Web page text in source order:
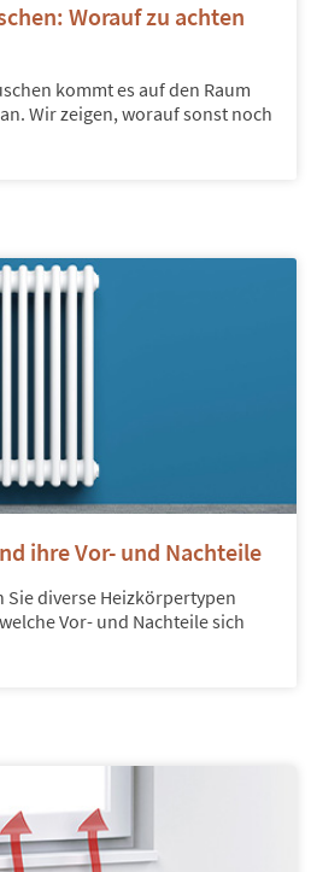
Worauf zu achten
kommt es auf den Raum
Wir zeigen, worauf sonst noch
ihre Vor- und Nachteile
Sie diverse Heizkörpertypen
Vor- und Nachteile sich